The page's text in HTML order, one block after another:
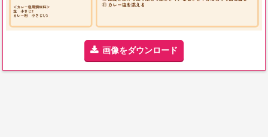
画像をダウンロード